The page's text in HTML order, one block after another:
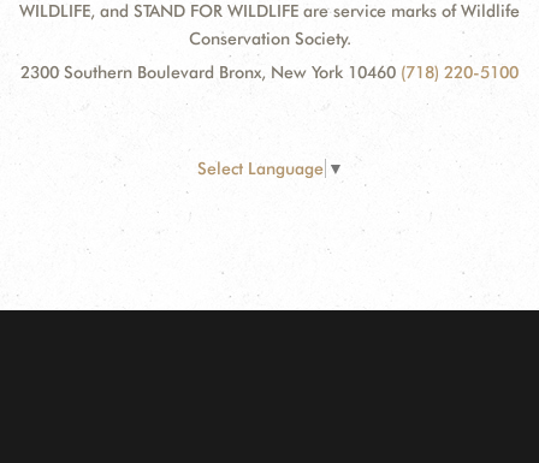
WILDLIFE, and STAND FOR WILDLIFE are service marks of Wildlife
Conservation Society.
2300 Southern Boulevard Bronx, New York 10460 (718) 220-5100
Select Language ▼